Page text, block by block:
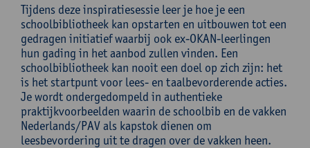
Tijdens deze inspiratiesessie leer je hoe je een
schoolbibliotheek kan opstarten en uitbouwen tot een
gedragen initiatief waarbij ook ex-OKAN-leerlingen
hun gading in het aanbod zullen vinden. Een
schoolbibliotheek kan nooit een doel op zich zijn: het
is het startpunt voor lees- en taalbevorderende acties.
Je wordt ondergedompeld in authentieke
praktijkvoorbeelden waarin de schoolbib en de vakken
Nederlands/PAV als kapstok dienen om
leesbevordering uit te dragen over de vakken heen.